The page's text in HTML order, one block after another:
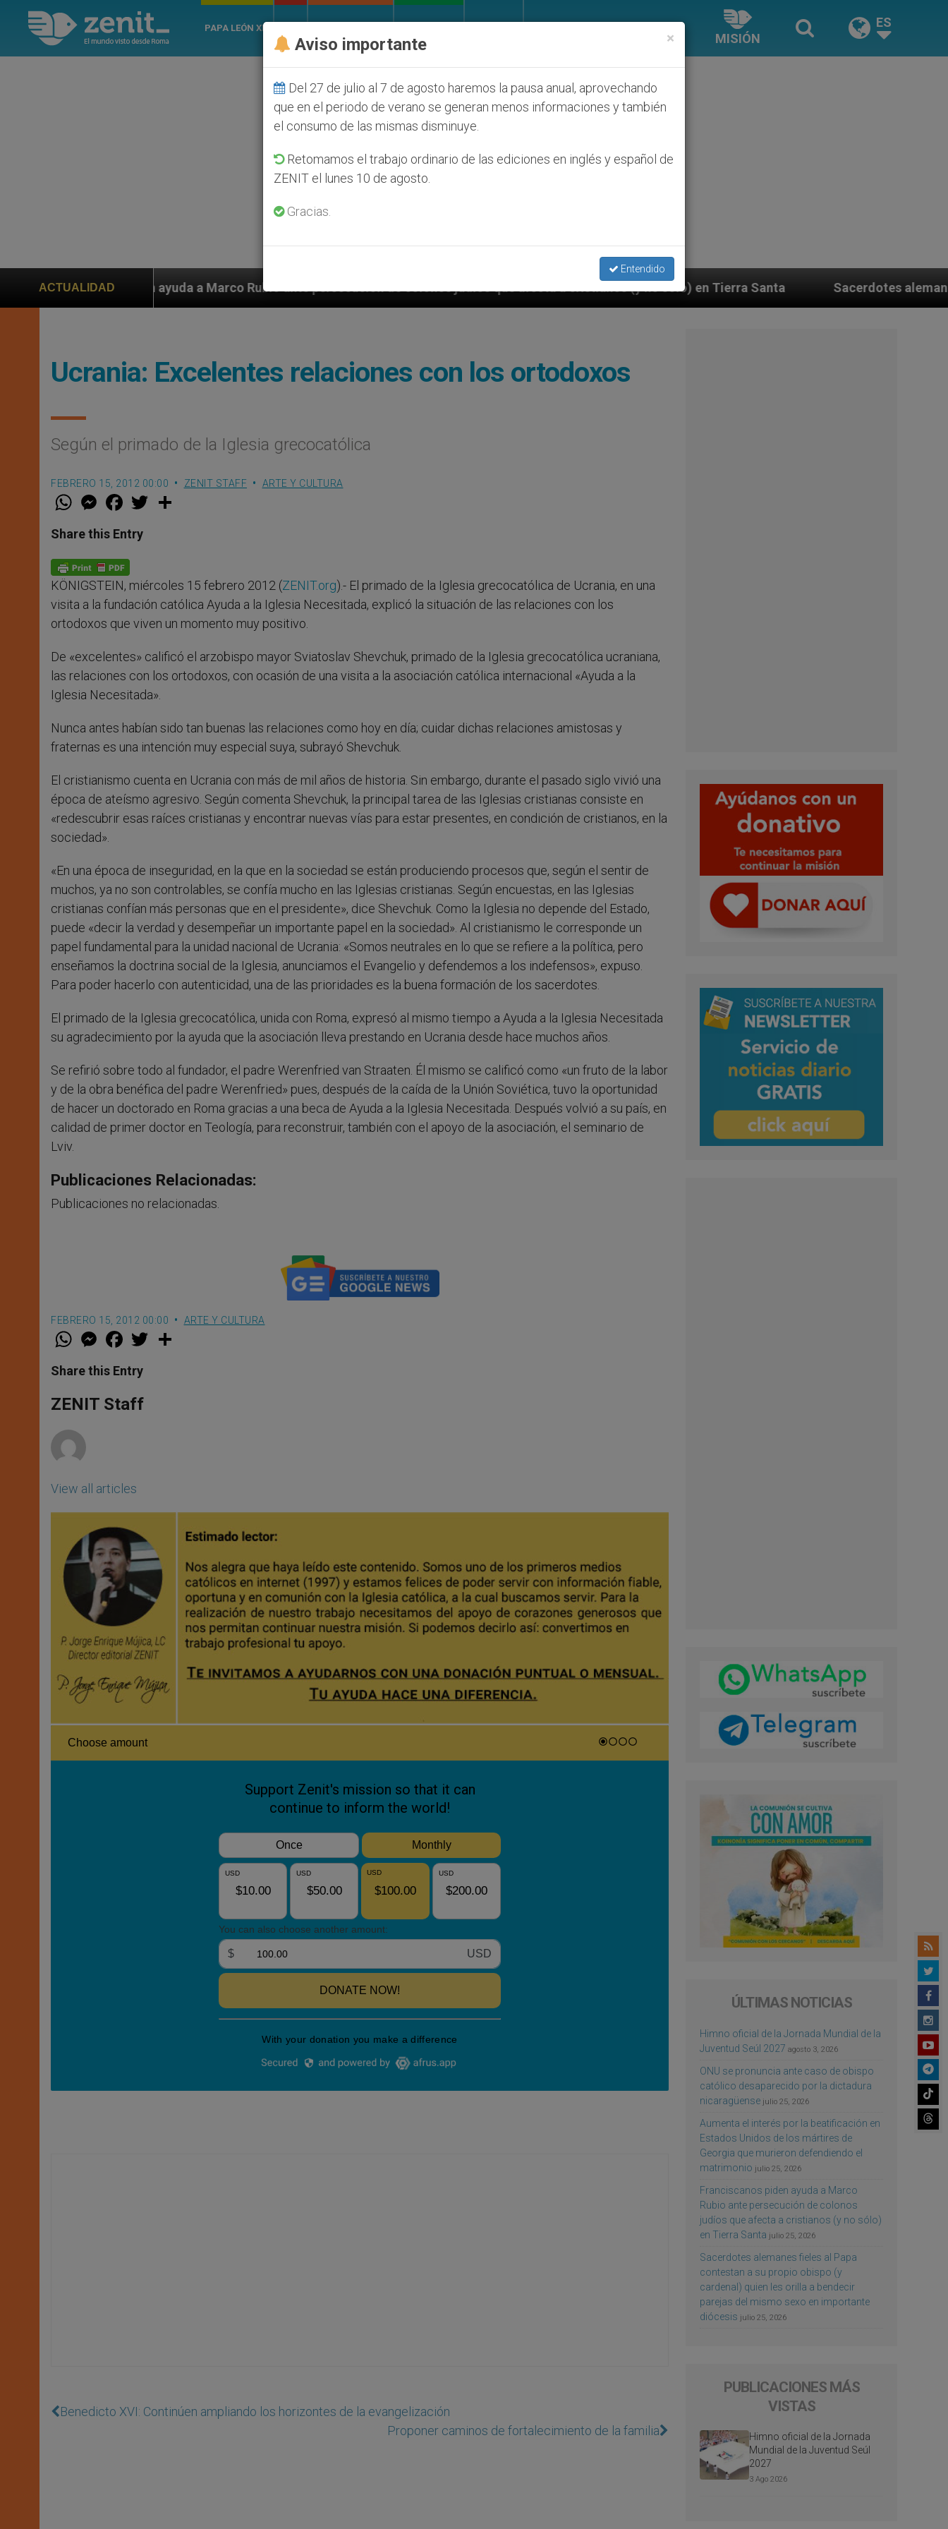
PAPA LEÓN XIV
MISIÓN
ES
ACTUALIDAD
ayuda a Marco Rubio ante persecución de colonos judíos que afecta a cristianos (y no sólo) en Tierra Santa Sacerdotes alemanes fieles al Papa
Ucrania: Excelentes relaciones con los ortodoxos
Según el primado de la Iglesia grecocatólica
FEBRERO 15, 2012 00:00 ZENIT STAFF ARTE Y CULTURA
W
t
s
p
p
M
e
s
e
g
e
r
F
a
e
b
o
k
w
Share this Entry
KÖNIGSTEIN, miércoles 15 febrero 2012 (ZENIT.org).- El primado de la Iglesia grecocatólica de Ucrania, en una
visita a la fundación católica Ayuda a la Iglesia Necesitada, explicó la situación de las relaciones con los
ortodoxos que viven un momento muy positivo.
De «excelentes» calificó el arzobispo mayor Sviatoslav Shevchuk, primado de la Iglesia grecocatólica ucraniana,
las relaciones con los ortodoxos, con ocasión de una visita a la asociación católica internacional «Ayuda a la
Iglesia Necesitada».
Nunca antes habían sido tan buenas las relaciones como hoy en día; cuidar dichas relaciones amistosas y
fraternas es una intención muy especial suya, subrayó Shevchuk.
El cristianismo cuenta en Ucrania con más de mil años de historia. Sin embargo, durante el pasado siglo vivió una
época de ateísmo agresivo. Según comenta Shevchuk, la principal tarea de las Iglesias cristianas consiste en
«redescubrir esas raíces cristianas y encontrar nuevas vías para estar presentes, en condición de cristianos, en la
sociedad».
«En una época de inseguridad, en la que en la sociedad se están produciendo procesos que, según el sentir de
muchos, ya no son controlables, se confía mucho en las Iglesias cristianas. Según encuestas, en las Iglesias
cristianas confían más personas que en el presidente», dice Shevchuk. Como la Iglesia no depende del Estado,
puede «decir la verdad y desempeñar un importante papel en la sociedad». Al cristianismo le corresponde un
papel fundamental para la unidad nacional de Ucrania: «Somos neutrales en lo que se refiere a la política, pero
enseñamos la doctrina social de la Iglesia, anunciamos el Evangelio y defendemos a los indefensos», expuso.
Para poder hacerlo con autenticidad, una de las prioridades es la buena formación de los sacerdotes.
El primado de la Iglesia grecocatólica, unida con Roma, expresó al mismo tiempo a Ayuda a la Iglesia Necesitada
su agradecimiento por la ayuda que la asociación lleva prestando en Ucrania desde hace muchos años.
Se refirió sobre todo al fundador, el padre Werenfried van Straaten. Él mismo se calificó como «un fruto de la labor
y de la obra benéfica del padre Werenfried» pues, después de la caída de la Unión Soviética, tuvo la oportunidad
de hacer un doctorado en Roma gracias a una beca de Ayuda a la Iglesia Necesitada. Después volvió a su país, en
calidad de primer doctor en Teología, para reconstruir, también con el apoyo de la asociación, el seminario de
Lviv.
Publicaciones Relacionadas:
Publicaciones no relacionadas.
FEBRERO 15, 2012 00:00 ARTE Y CULTURA
W
t
s
p
p
M
e
s
e
g
e
F
a
e
b
o
k
w
Share this Entry
ZENIT Staff
View all articles
Benedicto XVI: Continúen ampliando los horizontes de la evangelización
Proponer caminos de fortalecimiento de la familia
ÚLTIMAS NOTICIAS
Himno oficial de la Jornada Mundial de la
Juventud Seúl 2027 agosto 3, 2026
ONU se pronuncia ante caso de obispo
católico desaparecido por la dictadura
nicaragüense julio 25, 2026
Aumenta el interés por la beatificación en
Estados Unidos de los mártires de
Georgia que murieron defendiendo el
matrimonio julio 25, 2026
Franciscanos piden ayuda a Marco
Rubio ante persecución de colonos
judíos que afecta a cristianos (y no sólo)
en Tierra Santa julio 25, 2026
Sacerdotes alemanes fieles al Papa
contestan a su propio obispo (y
cardenal) quien les orilla a bendecir
parejas del mismo sexo en importante
diócesis julio 25, 2026
PUBLICACIONES MÁS
VISTAS
Himno oficial de la Jornada
Mundial de la Juventud Seúl
2027
3 Ago 2026
×
Aviso importante
Del 27 de julio al 7 de agosto haremos la pausa anual, aprovechando
que en el periodo de verano se generan menos informaciones y también
el consumo de las mismas disminuye.
Retomamos el trabajo ordinario de las ediciones en inglés y español de
ZENIT el lunes 10 de agosto.
Gracias.
Entendido